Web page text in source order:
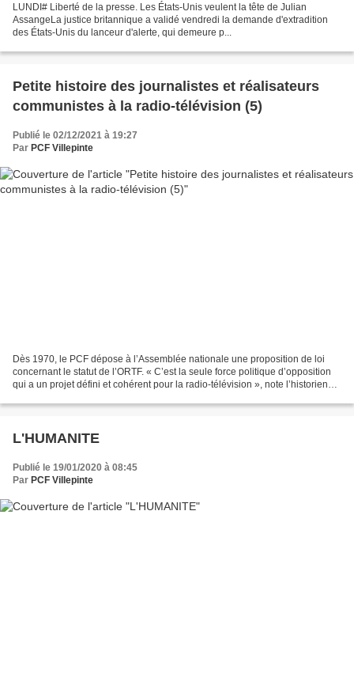
LUNDI# Liberté de la presse. Les États-Unis veulent la tête de Julian
AssangeLa justice britannique a validé vendredi la demande d'extradition
des États-Unis du lanceur d'alerte, qui demeure p...
Petite histoire des journalistes et réalisateurs
communistes à la radio-télévision (5)
Publié le 02/12/2021 à 19:27
Par PCF Villepinte
Dès 1970, le PCF dépose à l’Assemblée nationale une proposition de loi
concernant le statut de l’ORTF. « C’est la seule force politique d’opposition
qui a un projet défini et cohérent pour la radio-télévision », note l’historienne
L'HUMANITE
Publié le 19/01/2020 à 08:45
Par PCF Villepinte